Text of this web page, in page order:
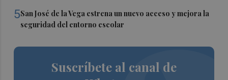
5San José de la Vega estrena un nuevo acceso y mejora la
seguridad del entorno escolar
Suscríbete al canal de